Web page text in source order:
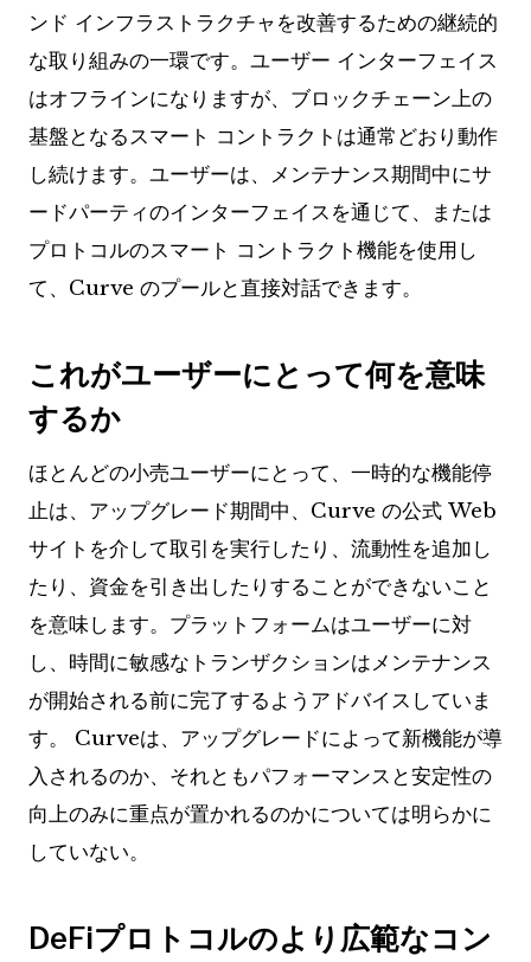
ンド インフラストラクチャを改善するための継続的
な取り組みの一環です。ユーザー インターフェイス
はオフラインになりますが、ブロックチェーン上の
基盤となるスマート コントラクトは通常どおり動作
し続けます。ユーザーは、メンテナンス期間中にサ
ードパーティのインターフェイスを通じて、または
プロトコルのスマート コントラクト機能を使用し
て、Curve のプールと直接対話できます。
これがユーザーにとって何を意味
するか
ほとんどの小売ユーザーにとって、一時的な機能停
止は、アップグレード期間中、Curve の公式 Web
サイトを介して取引を実行したり、流動性を追加し
たり、資金を引き出したりすることができないこと
を意味します。プラットフォームはユーザーに対
し、時間に敏感なトランザクションはメンテナンス
が開始される前に完了するようアドバイスしていま
す。 Curveは、アップグレードによって新機能が導
入されるのか、それともパフォーマンスと安定性の
向上のみに重点が置かれるのかについては明らかに
していない。
DeFiプロトコルのより広範なコン